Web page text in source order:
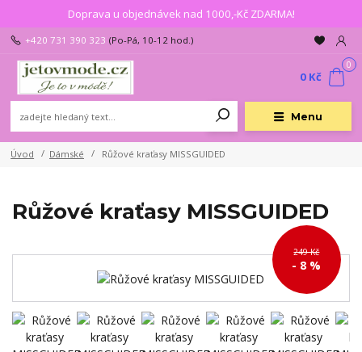
Doprava u objednávek nad 1000,-Kč ZDARMA!
Menu
+420 731 390 323 (Po-Pá, 10-12 hod.)
0
0 Kč
Úvod Dámské Růžové kraťasy MISSGUIDED
Růžové kraťasy MISSGUIDED
249 Kč
- 8 %